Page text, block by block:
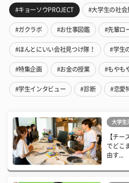
#キョーソウPROJECT #大学生の社会
#ガクラボ #お仕事図鑑 #先輩ロ
#ほんとにいい会社見つけ隊！ #学生
#特集企画 #お金の授業 #もやも
#学生インタビュー #診断 #恋愛
大学生
【チー
でどこ
由す...